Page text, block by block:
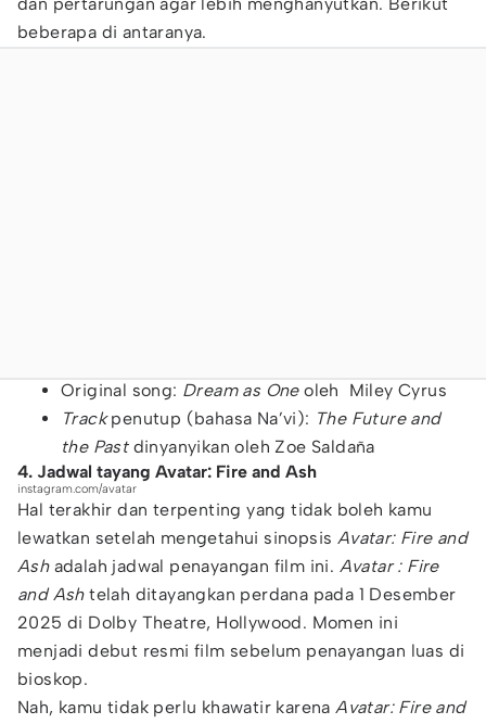
beberapa di antaranya.
Original song: Dream as Oneoleh Miley Cyrus
Trackpenutup (bahasa Na’vi): The Future and
the Pastdinyanyikan oleh Zoe Saldaña
4. Jadwal tayang Avatar: Fire and Ash
instagram.com/avatar
Hal terakhir dan terpenting yang tidak boleh kamu
lewatkan setelah mengetahui sinopsis Avatar: Fire and
Ash adalah jadwal penayangan film ini. Avatar : Fire
and Ashtelah ditayangkan perdana pada 1 Desember
2025 di Dolby Theatre, Hollywood. Momen ini
menjadi debut resmi film sebelum penayangan luas di
bioskop.
Nah, kamu tidak perlu khawatir karenaAvatar: Fire and